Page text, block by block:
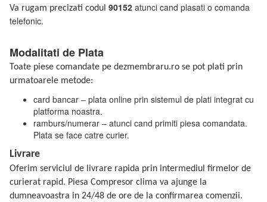
Va rugam precizati codul 90152 atunci cand plasati o comanda
telefonic.
Modalitati de Plata
Toate piese comandate pe dezmembraru.ro se pot plati prin
urmatoarele metode:
card bancar – plata online prin sistemul de plati integrat cu
platforma noastra.
ramburs/numerar – atunci cand primiti piesa comandata.
Plata se face catre curier.
Livrare
Oferim serviciul de livrare rapida prin intermediul firmelor de
curierat rapid. Piesa Compresor clima va ajunge la
dumneavoastra in 24/48 de ore de la confirmarea comenzii.